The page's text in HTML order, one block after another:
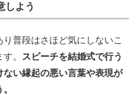
しよう
普段はさほど気にしないこ
。
スピーチを結婚式で行う
い縁起の悪い言葉や表現が